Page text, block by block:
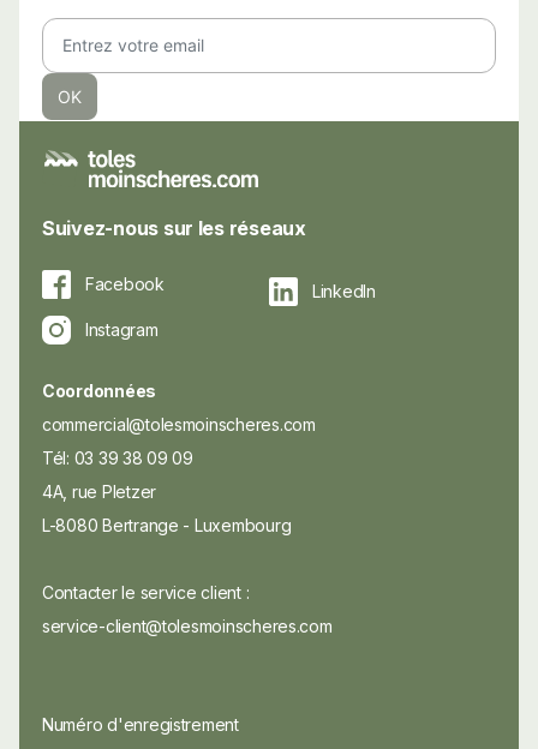
Suivez-nous sur les réseaux
Facebook
LinkedIn
Instagram
Coordonnées
commercial@tolesmoinscheres.com
Tél: 03 39 38 09 09
4A, rue Pletzer
L-8080 Bertrange - Luxembourg
Contacter le service client :
service-client@tolesmoinscheres.com
Numéro d'enregistrement